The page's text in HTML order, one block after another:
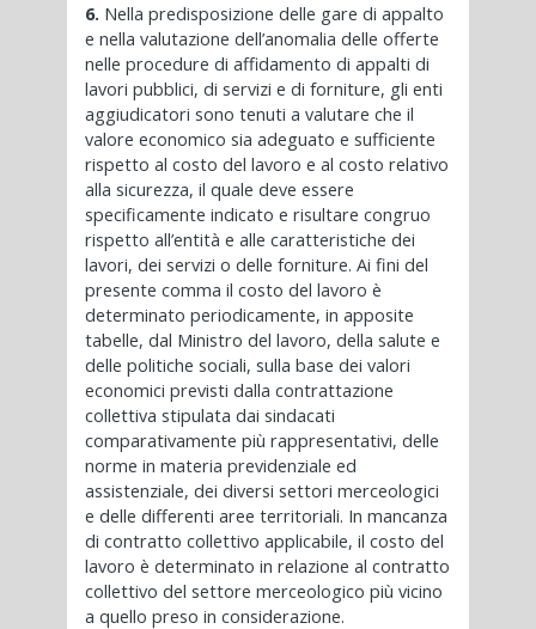
6. Nella predisposizione delle gare di appalto
e nella valutazione dell’anomalia delle offerte
nelle procedure di affidamento di appalti di
lavori pubblici, di servizi e di forniture, gli enti
aggiudicatori sono tenuti a valutare che il
valore economico sia adeguato e sufficiente
rispetto al costo del lavoro e al costo relativo
alla sicurezza, il quale deve essere
specificamente indicato e risultare congruo
rispetto all’entità e alle caratteristiche dei
lavori, dei servizi o delle forniture. Ai fini del
presente comma il costo del lavoro è
determinato periodicamente, in apposite
tabelle, dal Ministro del lavoro, della salute e
delle politiche sociali, sulla base dei valori
economici previsti dalla contrattazione
collettiva stipulata dai sindacati
comparativamente più rappresentativi, delle
norme in materia previdenziale ed
assistenziale, dei diversi settori merceologici
e delle differenti aree territoriali. In mancanza
di contratto collettivo applicabile, il costo del
lavoro è determinato in relazione al contratto
collettivo del settore merceologico più vicino
a quello preso in considerazione.